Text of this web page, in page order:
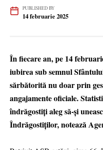
PUBLISHED BY
14 februarie 2025
În fiecare an, pe 14
iubirea sub semnul
sărbătorită nu doar prin
angajamente oficiale.
îndrăgostiți aleg să-și
Îndrăgostiților, notează